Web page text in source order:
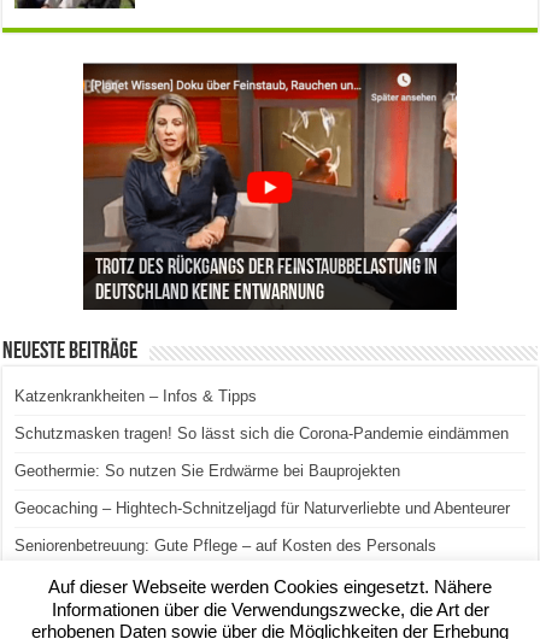
Trotz des Rückgangs der Feinstaubbelastung in
Deutschland keine Entwarnung
Neueste Beiträge
Katzenkrankheiten – Infos & Tipps
Schutzmasken tragen! So lässt sich die Corona-Pandemie eindämmen
Geothermie: So nutzen Sie Erdwärme bei Bauprojekten
Geocaching – Hightech-Schnitzeljagd für Naturverliebte und Abenteurer
Seniorenbetreuung: Gute Pflege – auf Kosten des Personals
Auf dieser Webseite werden Cookies eingesetzt. Nähere
Informationen über die Verwendungszwecke, die Art der
erhobenen Daten sowie über die Möglichkeiten der Erhebung